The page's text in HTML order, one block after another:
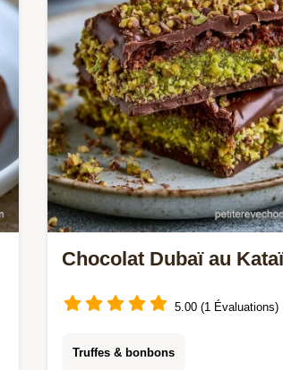
40min.
Chocolat Dubaï au
5.00 (1 Évaluations)
Truffes & bonbons